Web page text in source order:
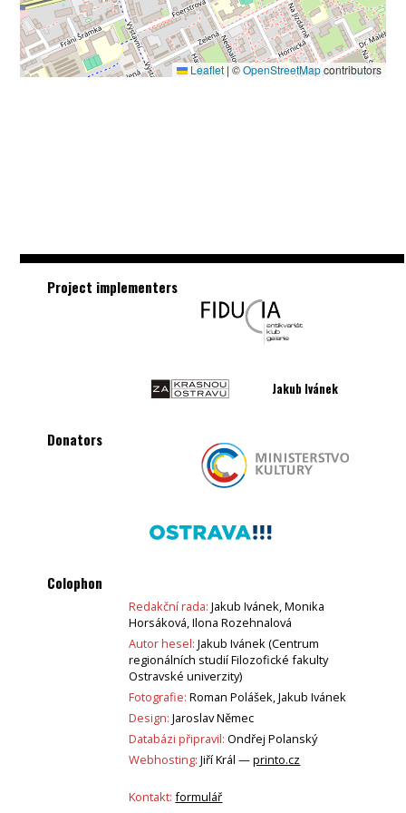
Leaflet | ©OpenStreetMapcontributors
Project implementers
Jakub Ivánek
Donators
Colophon
Redakční rada: Jakub Ivánek, Monika
Horsáková, Ilona Rozehnalová
Autor hesel: Jakub Ivánek (Centrum
regionálních studií Filozofické fakulty
Ostravské univerzity)
Fotografie: Roman Polášek, Jakub Ivánek
Design: Jaroslav Němec
Databázi připravil: Ondřej Polanský
Webhosting: Jiří Král —printo.cz
Kontakt: formulář